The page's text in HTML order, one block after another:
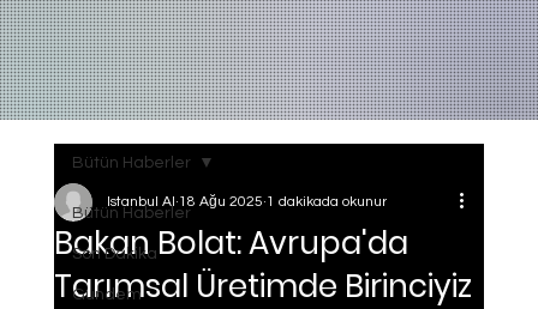
Bütün Haberler
Son Dakika
Gundem
Bütün Haberler
Bakan Bolat: Avrupa'da
Tarımsal Üretimde Birinciyiz
Istanbul AI 18 Ağu 2025 1 dakikada okunur